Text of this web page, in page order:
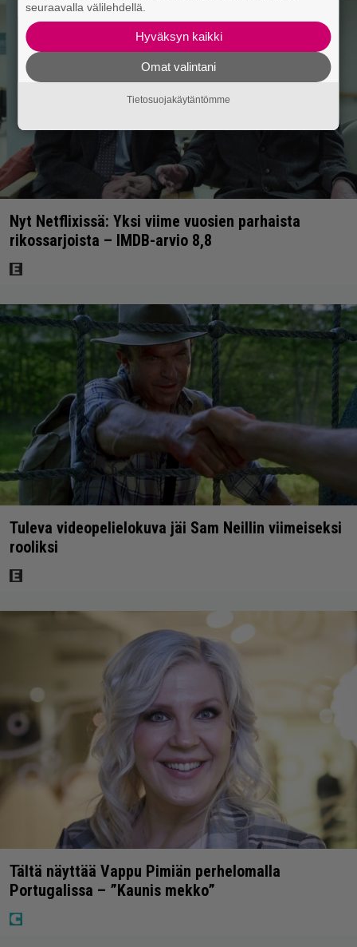
Nyt Netflixissä: Yksi viime vuosien parhaista
rikossarjoista – IMDB-arvio 8,8
Tuleva videopelielokuva jäi Sam Neillin viimeiseksi
rooliksi
Tältä näyttää Vappu Pimiän perhelomalla
Portugalissa – ”Kaunis mekko”
seuraavalla välilehdellä.
Hyväksyn kaikki
Omat valintani
Tietosuojakäytäntömme